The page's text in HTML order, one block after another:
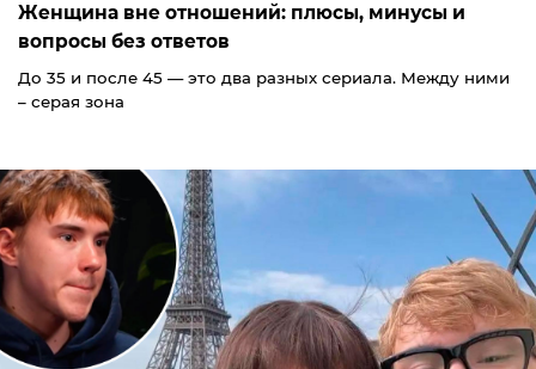
Женщина вне отношений: плюсы, минусы и
вопросы без ответов
До 35 и после 45 — это два разных сериала. Между ними
– серая зона